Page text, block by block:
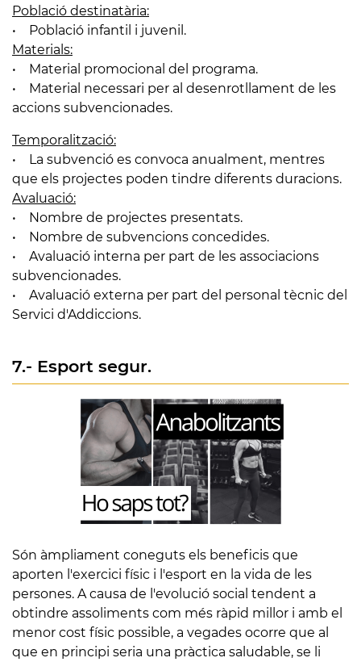
Població destinatària:
• Població infantil i juvenil.
Materials:
• Material promocional del programa.
• Material necessari per al desenrotllament de les
accions subvencionades.
Temporalització:
• La subvenció es convoca anualment, mentres
que els projectes poden tindre diferents duracions.
Avaluació:
• Nombre de projectes presentats.
• Nombre de subvencions concedides.
• Avaluació interna per part de les associacions
subvencionades.
• Avaluació externa per part del personal tècnic del
Servici d'Addiccions.
7.- Esport segur.
Són àmpliament coneguts els beneficis que
aporten l'exercici físic i l'esport en la vida de les
persones. A causa de l'evolució social tendent a
obtindre assoliments com més ràpid millor i amb el
menor cost físic possible, a vegades ocorre que al
que en principi seria una pràctica saludable, se li